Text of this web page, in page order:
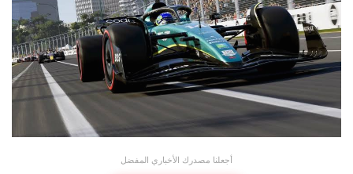
أجعلنا مصدرك الأخباري المفضل